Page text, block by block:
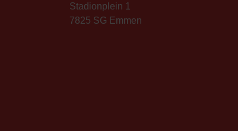
Stadionplein 1
7825 SG Emmen